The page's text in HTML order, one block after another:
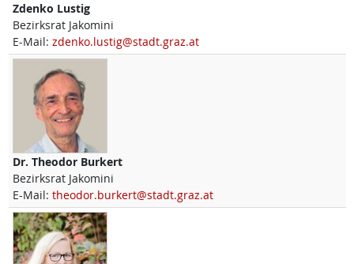
Zdenko Lustig
Bezirksrat Jakomini
E-Mail: zdenko.lustig@stadt.graz.at
Dr. Theodor Burkert
Bezirksrat Jakomini
E-Mail: theodor.burkert@stadt.graz.at